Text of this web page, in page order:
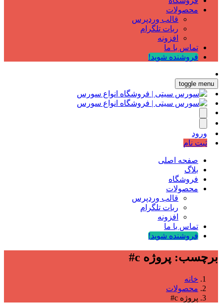
محصولات
قالب وردپرس
ربات تلگرام
افزونه
تماس با ما
فروشنده شوید!
toggle menu
ورود
ثبت نام
صفحه اصلی
بلاگ
فروشگاه
محصولات
قالب وردپرس
ربات تلگرام
افزونه
تماس با ما
فروشنده شوید!
برچسب: پروژه c#
خانه
محصولات
پروژه c#